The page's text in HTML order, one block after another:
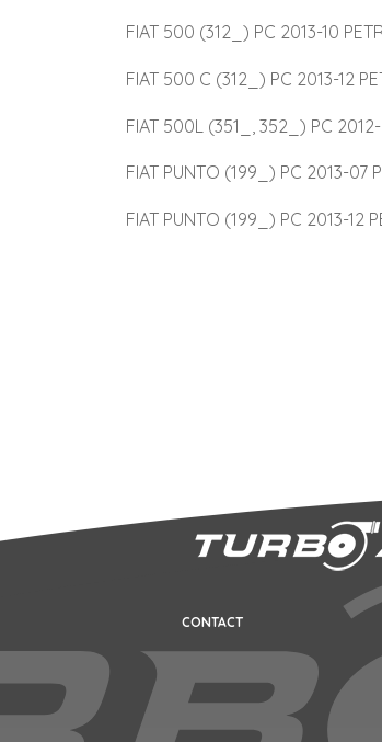
FIAT 500 (312_) PC 2013-10
FIAT 500 C (312_) PC 2013-12
FIAT 500L (351_, 352_) PC
FIAT PUNTO (199_) PC 2013-07
FIAT PUNTO (199_) PC 2013-12
CONTACT